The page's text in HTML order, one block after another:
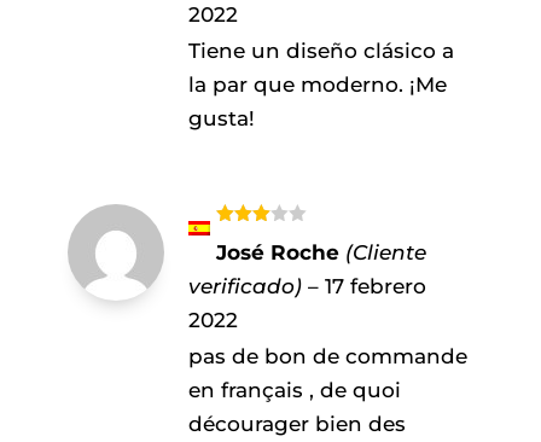
2022
Tiene un diseño clásico a
la par que moderno. ¡Me
gusta!
o con
José Roche (Cliente
verificado) – 17 febrero
2022
pas de bon de commande
en français , de quoi
décourager bien des